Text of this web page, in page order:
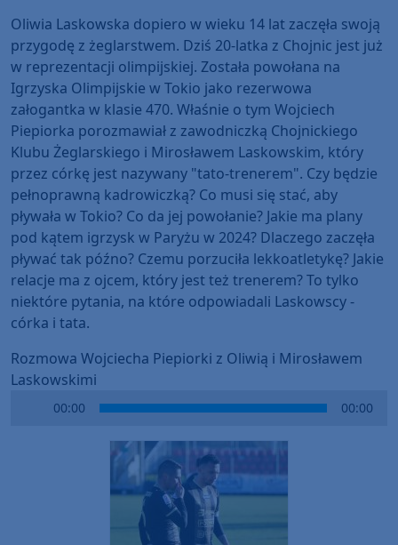
Oliwia Laskowska dopiero w wieku 14 lat zaczęła swoją
przygodę z żeglarstwem. Dziś 20-latka z Chojnic jest już
w reprezentacji olimpijskiej. Została powołana na
Igrzyska Olimpijskie w Tokio jako rezerwowa
załogantka w klasie 470. Właśnie o tym Wojciech
Piepiorka porozmawiał z zawodniczką Chojnickiego
Klubu Żeglarskiego i Mirosławem Laskowskim, który
przez córkę jest nazywany "tato-trenerem". Czy będzie
pełnoprawną kadrowiczką? Co musi się stać, aby
pływała w Tokio? Co da jej powołanie? Jakie ma plany
pod kątem igrzysk w Paryżu w 2024? Dlaczego zaczęła
pływać tak późno? Czemu porzuciła lekkoatletykę? Jakie
relacje ma z ojcem, który jest też trenerem? To tylko
niektóre pytania, na które odpowiadali Laskowscy -
córka i tata.
Rozmowa Wojciecha Piepiorki z Oliwią i Mirosławem
Laskowskimi
00:00 00:00